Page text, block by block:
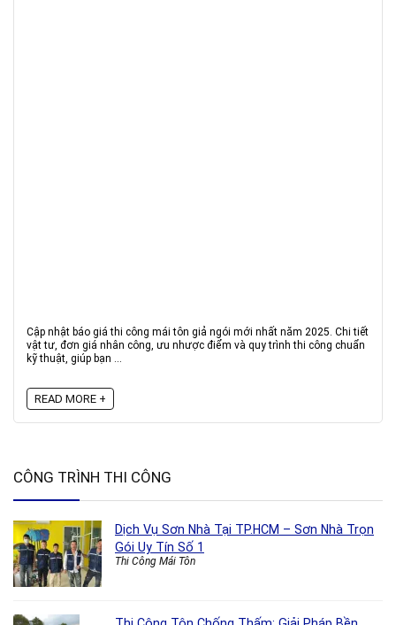
Cập nhật báo giá thi công mái tôn giả ngói mới nhất năm 2025. Chi tiết
vật tư, đơn giá nhân công, ưu nhược điểm và quy trình thi công chuẩn
kỹ thuật, giúp bạn ...
READ MORE +
CÔNG TRÌNH THI CÔNG
Dịch Vụ Sơn Nhà Tại TP.HCM – Sơn Nhà Trọn
Gói Uy Tín Số 1
Thi Công Mái Tôn